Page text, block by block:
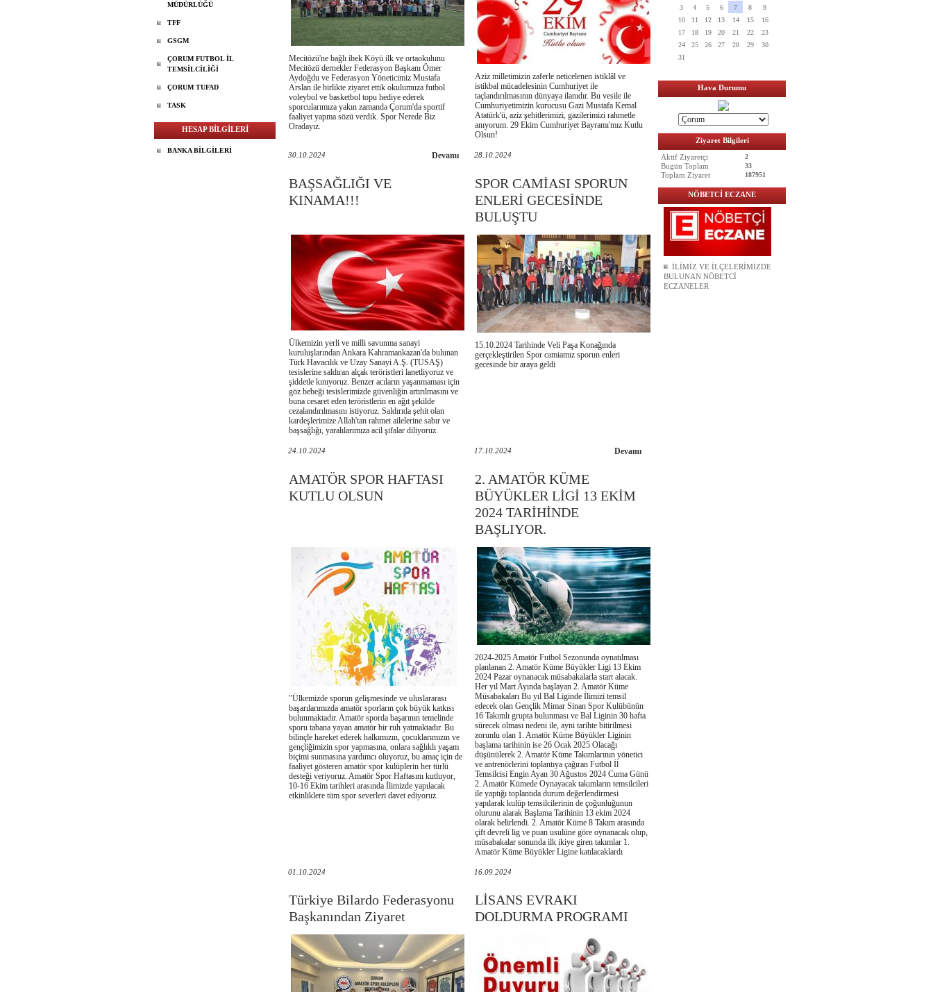
MÜDÜRLÜĞÜ
TFF
GSGM
ÇORUM FUTBOL İL
TEMSİLCİLİĞİ
ÇORUM TUFAD
TASK
HESAP BİLGİLERİ
BANKA BİLGİLERİ
Mecitözü'ne bağlı ibek Köyü ilk ve ortaokulunu
Mecitözü dernekler Federasyon Başkanı Ömer
Aydoğdu ve Federasyon Yöneticimiz Mustafa
Arslan ile birlikte ziyaret ettik okulumuza futbol
voleybol ve basketbol topu hediye ederek
sporcularımıza yakın zamanda Çorum'da sportif
faaliyet yapma sözü verdik. Spor Nerede Biz
Oradayız.
Aziz milletimizin zaferle neticelenen istiklâl ve
istikbal mücadelesinin Cumhuriyet ile
taçlandırılmasının dünyaya ilanıdır. Bu vesile ile
Cumhuriyetimizin kurucusu Gazi Mustafa Kemal
Atatürk'ü, aziz şehitlerimizi, gazilerimizi rahmetle
anıyorum. 29 Ekim Cumhuriyet Bayramı'mız Kutlu
Olsun!
30.10.2024 Devamı 28.10.2024
BAŞSAĞLIĞI VE
KINAMA!!!
SPOR CAMİASI SPORUN
ENLERİ GECESİNDE
BULUŞTU
Ülkemizin yerli ve milli savunma sanayi
kuruluşlarından Ankara Kahramankazan'da bulunan
Türk Havacılık ve Uzay Sanayi A.Ş. (TUSAŞ)
tesislerine saldıran alçak teröristleri lanetliyoruz ve
şiddetle kınıyoruz. Benzer acıların yaşanmaması için
göz bebeği tesislerimizde güvenliğin artırılmasını ve
buna cesaret eden teröristlerin en ağıt şekilde
cezalandırılmasını istiyoruz. Saldırıda şehit olan
kardeşlerimize Allah'tan rahmet ailelerine sabır ve
başsağlığı, yaralılarımıza acil şifalar diliyoruz.
15.10.2024 Tarihinde Veli Paşa Konağında
gerçekleştirilen Spor camiamız sporun enleri
gecesinde bir araya geldi
24.10.2024 17.10.2024 Devamı
AMATÖR SPOR HAFTASI
KUTLU OLSUN
2. AMATÖR KÜME
BÜYÜKLER LİGİ 13 EKİM
2024 TARİHİNDE
BAŞLIYOR.
"Ülkemizde sporun gelişmesinde ve uluslararası
başarılarımızda amatör sporların çok büyük katkısı
bulunmaktadır. Amatör sporda başarının temelinde
sporu tabana yayan amatör bir ruh yatmaktadır. Bu
bilinçle hareket ederek halkımızın, çocuklarımızın ve
gençliğimizin spor yapmasına, onlara sağlıklı yaşam
biçimi sunmasına yardımcı oluyoruz, bu amaç için de
faaliyet gösteren amatör spor kulüplerin her türlü
desteği veriyoruz. Amatör Spor Haftasını kutluyor,
10-16 Ekim tarihleri arasında İlimizde yapılacak
etkinliklere tüm spor severleri davet ediyoruz.
2024-2025 Amatör Futbol Sezonunda oynatılması
planlanan 2. Amatör Küme Büyükler Ligi 13 Ekim
2024 Pazar oynanacak müsabakalarla start alacak.
Her yıl Mart Ayında başlayan 2. Amatör Küme
Müsabakaları Bu yıl Bal Liginde İlimizi temsil
edecek olan Gençlik Mimar Sinan Spor Kulübünün
16 Takımlı grupta bulunması ve Bal Liginin 30 hafta
sürecek olması nedeni ile, ayni tarihte bitirilmesi
zorunlu olan 1. Amatör Küme Büyükler Liginin
başlama tarihinin ise 26 Ocak 2025 Olacağı
düşünülerek 2. Amatör Küme Takımlarının yönetici
ve antrenörlerini toplantıya çağıran Futbol İl
Temsilcisi Engin Ayan 30 Ağustos 2024 Cuma Günü
2. Amatör Kümede Oynayacak takımların temsilcileri
ile yaptığı toplantıda durum değerlendirmesi
yapılarak kulüp temsilcilerinin de çoğunluğunun
olurunu alarak Başlama Tarihinin 13 ekim 2024
olarak belirlendi. 2. Amatör Küme 8 Takım arasında
çift devreli lig ve puan usulüne göre oynanacak olup,
müsabakalar sonunda ilk ikiye giren takımlar 1.
Amatör Küme Büyükler Ligine katılacaklardı
01.10.2024 16.09.2024
Türkiye Bilardo Federasyonu
Başkanından Ziyaret
LİSANS EVRAKI
DOLDURMA PROGRAMI
3
4 5 6 7 8
9
10
11 12 13 14 15
16
17
18 19 20 21 22
23
24
25 26 27 28 29
30
31
Hava Durumu
Ziyaret Bilgileri
Aktif Ziyaretçi
2
Bugün Toplam 33
Toplam Ziyaret 187951
NÖBETCİ ECZANE
İLİMİZ VE İLÇELERİMİZDE
BULUNAN NÖBETCİ
ECZANELER